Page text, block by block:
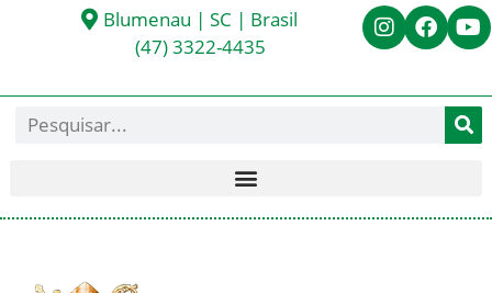
Blumenau | SC | Brasil
(47) 3322-4435